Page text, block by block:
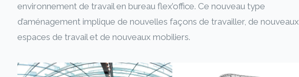
environnement de travail en bureau flex’office. Ce nouveau type
d’aménagement implique de nouvelles façons de travailler, de nouveaux
espaces de travail et de nouveaux mobiliers.